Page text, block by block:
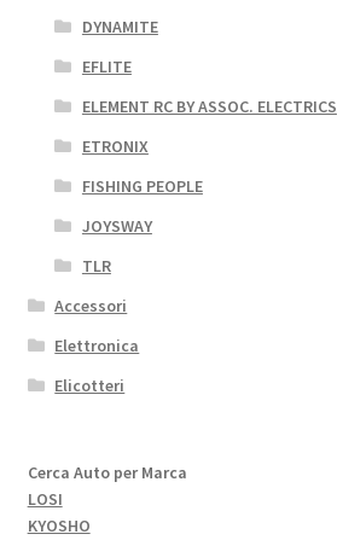
DYNAMITE
EFLITE
ELEMENT RC BY ASSOC. ELECTRICS
ETRONIX
FISHING PEOPLE
JOYSWAY
TLR
Accessori
Elettronica
Elicotteri
Cerca Auto per Marca
LOSI
KYOSHO